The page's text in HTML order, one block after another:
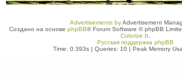
Advertisements byAdvertisement
Создано на основе phpBB® Forum Software © phpBB
Colorize It.
Русская поддержка phpBB
Time: 0.393s| Queries: 10| Peak Memory